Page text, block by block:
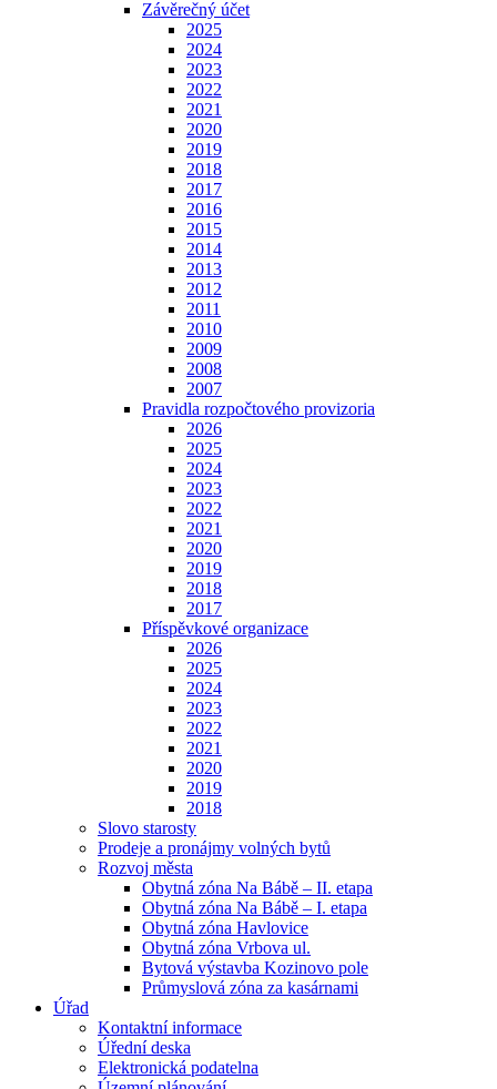
Závěrečný účet
2025
2024
2023
2022
2021
2020
2019
2018
2017
2016
2015
2014
2013
2012
2011
2010
2009
2008
2007
Pravidla rozpočtového provizoria
2026
2025
2024
2023
2022
2021
2020
2019
2018
2017
Příspěvkové organizace
2026
2025
2024
2023
2022
2021
2020
2019
2018
Slovo starosty
Prodeje a pronájmy volných bytů
Rozvoj města
Obytná zóna Na Bábě – II. etapa
Obytná zóna Na Bábě – I. etapa
Obytná zóna Havlovice
Obytná zóna Vrbova ul.
Bytová výstavba Kozinovo pole
Průmyslová zóna za kasárnami
Úřad
Kontaktní informace
Úřední deska
Elektronická podatelna